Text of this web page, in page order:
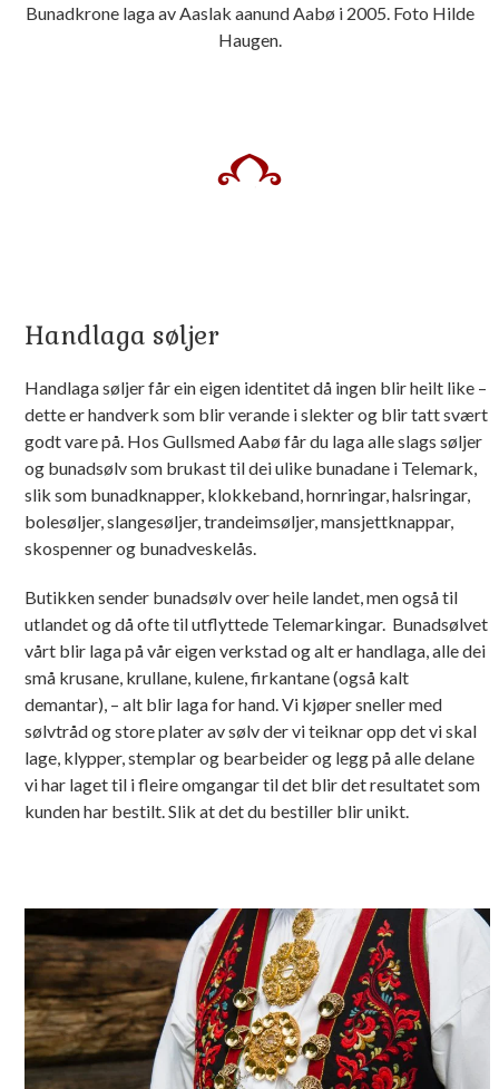
Bunadkrone laga av Aaslak aanund Aabø i 2005. Foto Hilde
Haugen.
Handlaga søljer
Handlaga søljer får ein eigen identitet då ingen blir heilt like –
dette er handverk som blir verande i slekter og blir tatt svært
godt vare på. Hos Gullsmed Aabø får du laga alle slags søljer
og bunadsølv som brukast til dei ulike bunadane i Telemark,
slik som bunadknapper, klokkeband, hornringar, halsringar,
bolesøljer, slangesøljer, trandeimsøljer, mansjettknappar,
skospenner og bunadveskelås.
Butikken sender bunadsølv over heile landet, men også til
utlandet og då ofte til utflyttede Telemarkingar. Bunadsølvet
vårt blir laga på vår eigen verkstad og alt er handlaga, alle dei
små krusane, krullane, kulene, firkantane (også kalt
demantar), – alt blir laga for hand. Vi kjøper sneller med
sølvtråd og store plater av sølv der vi teiknar opp det vi skal
lage, klypper, stemplar og bearbeider og legg på alle delane
vi har laget til i fleire omgangar til det blir det resultatet som
kunden har bestilt. Slik at det du bestiller blir unikt.